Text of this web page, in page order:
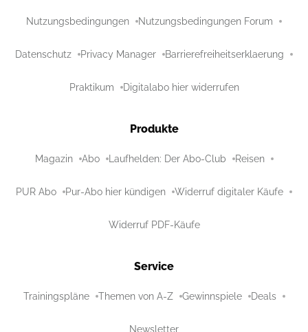
Nutzungsbedingungen Nutzungsbedingungen Forum
Datenschutz Privacy Manager Barrierefreiheitserklaerung
Praktikum Digitalabo hier widerrufen
Produkte
Magazin Abo Laufhelden: Der Abo-Club Reisen
PUR Abo Pur-Abo hier kündigen Widerruf digitaler Käufe
Widerruf PDF-Käufe
Service
Trainingspläne Themen von A-Z Gewinnspiele Deals
Newsletter